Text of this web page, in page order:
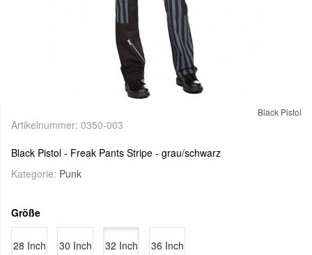
Black Pistol
Artikelnummer: 0350-003
Black Pistol - Freak Pants Stripe - grau/schwarz
Kategorie: Punk
Größe
28 Inch 30 Inch 32 Inch 36 Inch